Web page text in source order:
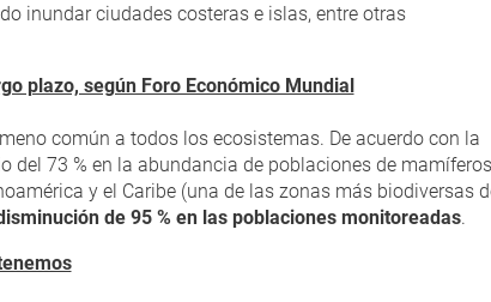
inundar ciudades costeras e islas, entre otras
plazo, según Foro Económico Mundial
común a todos los ecosistemas. De acuerdo con la
73 % en la abundancia de poblaciones de
y el Caribe (una de las zonas más biodiversas
de 95 % en las poblaciones monitoreadas.